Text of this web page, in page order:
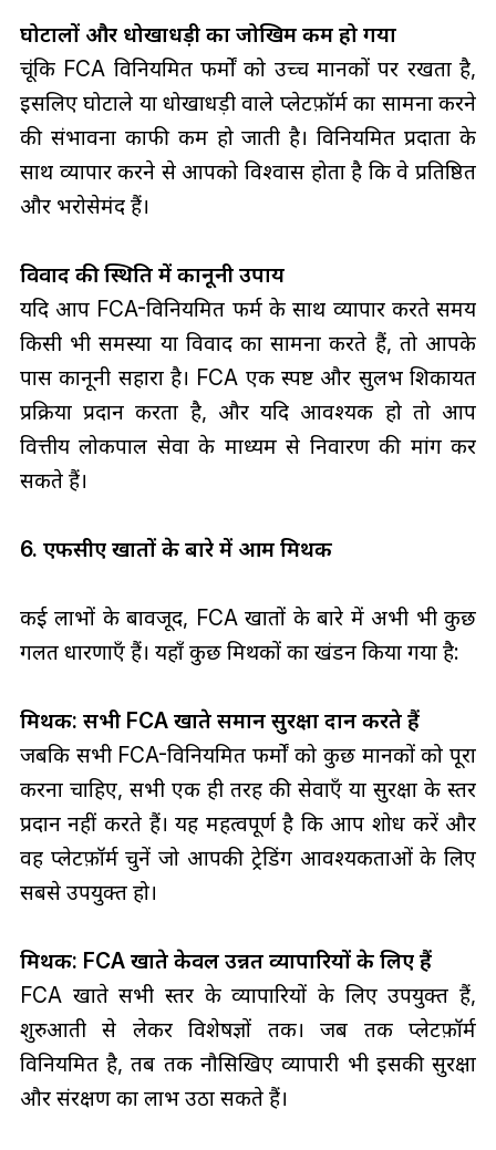
घोटालों और धोखाधड़ी का जोखिम कम हो गया
चूंकि FCA विनियमित फर्मों को उच्च मानकों पर रखता है,
इसलिए घोटाले या धोखाधड़ी वाले प्लेटफ़ॉर्म का सामना करने
की संभावना काफी कम हो जाती है। विनियमित प्रदाता के
साथ व्यापार करने से आपको विश्वास होता है कि वे प्रतिष्ठित
और भरोसेमंद हैं।
विवाद की स्थिति में कानूनी उपाय
यदि आप FCA-विनियमित फर्म के साथ व्यापार करते समय
किसी भी समस्या या विवाद का सामना करते हैं, तो आपके
पास कानूनी सहारा है। FCA एक स्पष्ट और सुलभ शिकायत
प्रक्रिया प्रदान करता है, और यदि आवश्यक हो तो आप
वित्तीय लोकपाल सेवा के माध्यम से निवारण की मांग कर
सकते हैं।
6. एफसीए खातों के बारे में आम मिथक
कई लाभों के बावजूद, FCA खातों के बारे में अभी भी कुछ
गलत धारणाएँ हैं। यहाँ कुछ मिथकों का खंडन किया गया है:
मिथक: सभी FCA खाते समान सुरक्षा प्रदान करते हैं
जबकि सभी FCA-विनियमित फर्मों को कुछ मानकों को पूरा
करना चाहिए, सभी एक ही तरह की सेवाएँ या सुरक्षा के स्तर
प्रदान नहीं करते हैं। यह महत्वपूर्ण है कि आप शोध करें और
वह प्लेटफ़ॉर्म चुनें जो आपकी ट्रेडिंग आवश्यकताओं के लिए
सबसे उपयुक्त हो।
मिथक: FCA खाते केवल उन्नत व्यापारियों के लिए हैं
FCA खाते सभी स्तर के व्यापारियों के लिए उपयुक्त हैं,
शुरुआती से लेकर विशेषज्ञों तक। जब तक प्लेटफ़ॉर्म
विनियमित है, तब तक नौसिखिए व्यापारी भी इसकी सुरक्षा
और संरक्षण का लाभ उठा सकते हैं।